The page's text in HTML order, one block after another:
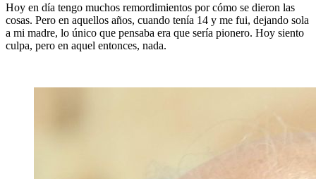
Hoy en día tengo muchos remordimientos por cómo se dieron las
cosas. Pero en aquellos años, cuando tenía 14 y me fui, dejando sola
a mi madre, lo único que pensaba era que sería pionero. Hoy siento
culpa, pero en aquel entonces, nada.